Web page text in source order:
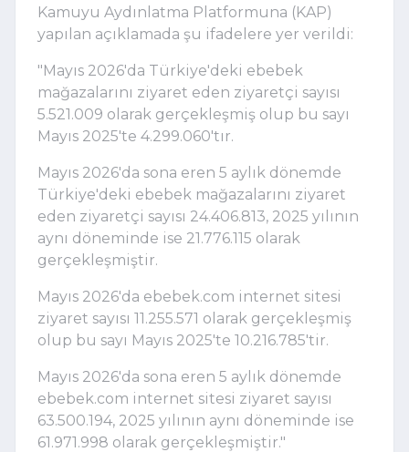
Kamuyu Aydınlatma Platformuna (KAP)
yapılan açıklamada şu ifadelere yer verildi:
"Mayıs 2026'da Türkiye'deki ebebek
mağazalarını ziyaret eden ziyaretçi sayısı
5.521.009 olarak gerçekleşmiş olup bu sayı
Mayıs 2025'te 4.299.060'tır.
Mayıs 2026'da sona eren 5 aylık dönemde
Türkiye'deki ebebek mağazalarını ziyaret
eden ziyaretçi sayısı 24.406.813, 2025 yılının
aynı döneminde ise 21.776.115 olarak
gerçekleşmiştir.
Mayıs 2026'da ebebek.com internet sitesi
ziyaret sayısı 11.255.571 olarak gerçekleşmiş
olup bu sayı Mayıs 2025'te 10.216.785'tir.
Mayıs 2026'da sona eren 5 aylık dönemde
ebebek.com internet sitesi ziyaret sayısı
63.500.194, 2025 yılının aynı döneminde ise
61.971.998 olarak gerçekleşmiştir."